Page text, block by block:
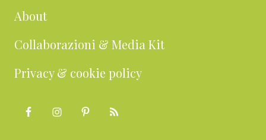
About
Collaborazioni & Media Kit
Privacy & cookie policy